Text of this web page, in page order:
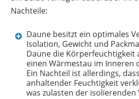
Nachteile:
Daune besitzt ein optimales
Isolation, Gewicht und
Daune die
einen Wärmestau im Inneren
Ein Nachteil ist allerdings,
anhaltender Feuchtigkeit
was zulasten der isolierenden